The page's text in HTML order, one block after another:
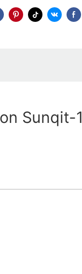
Sie Uns
Sunqit-1